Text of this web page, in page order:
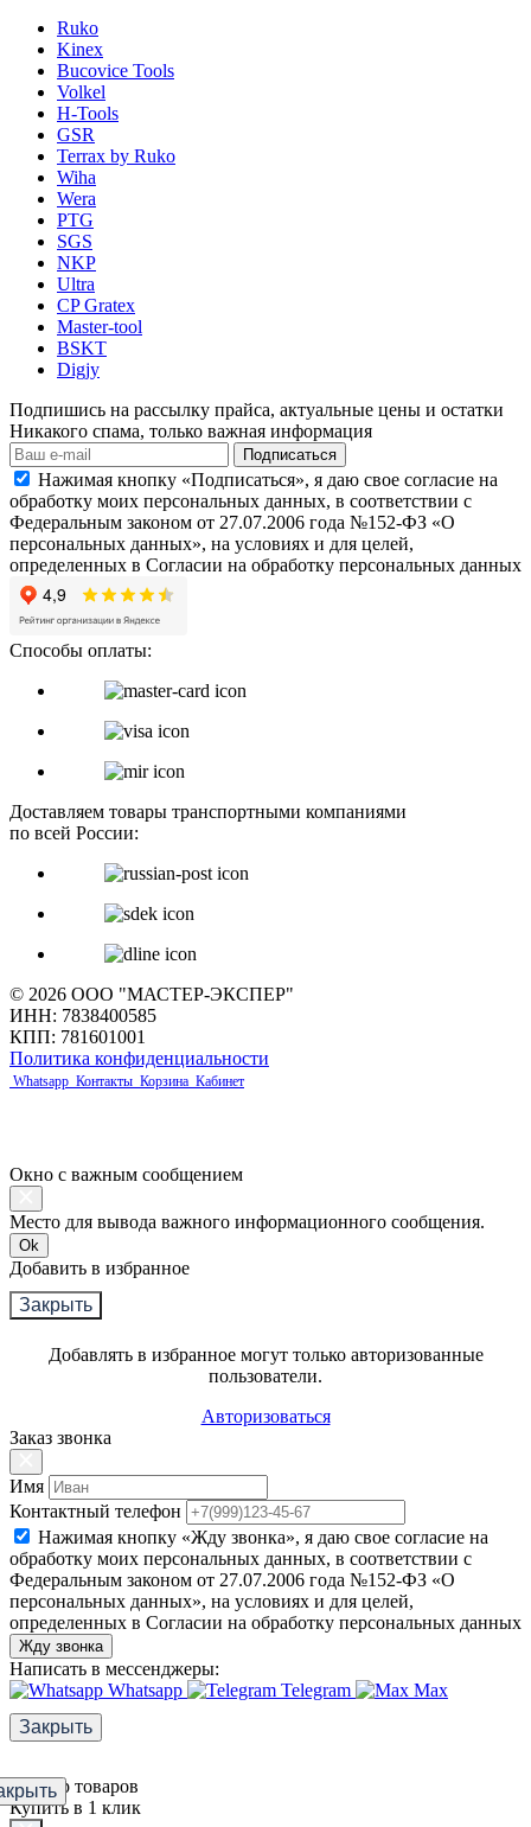
Ruko
Kinex
Bucovice Tools
Volkel
H-Tools
GSR
Terrax by Ruko
Wiha
Wera
PTG
SGS
NKP
Ultra
CP Gratex
Master-tool
BSKT
Digjy
Подпишись на рассылку прайса, актуальные цены и остатки
Никакого спама, только важная информация
Подписаться
Нажимая кнопку «Подписаться», я даю свое согласие на
обработку моих персональных данных, в соответствии с
Федеральным законом от 27.07.2006 года №152-ФЗ «О
персональных данных», на условиях и для целей,
определенных в Согласии на обработку персональных данных
Способы оплаты:
Доставляем товары транспортными компаниями
по всей России:
© 2026 ООО "МАСТЕР-ЭКСПЕР"
ИНН: 7838400585
КПП: 781601001
Политика конфиденциальности
Whatsapp Контакты Корзина Кабинет
Окно с важным сообщением
Место для вывода важного информационного сообщения.
Ok
Добавить в избранное
Закрыть
Добавлять в избранное могут только авторизованные
пользователи.
Авторизоваться
Заказ звонка
Имя
Контактный телефон
Нажимая кнопку «Жду звонка», я даю свое согласие на
обработку моих персональных данных, в соответствии с
Федеральным законом от 27.07.2006 года №152-ФЗ «О
персональных данных», на условиях и для целей,
определенных в Согласии на обработку персональных данных
Жду звонка
Написать в мессенджеры:
Whatsapp
Telegram
Max
Закрыть
Фильтр товаров
Купить в 1 клик